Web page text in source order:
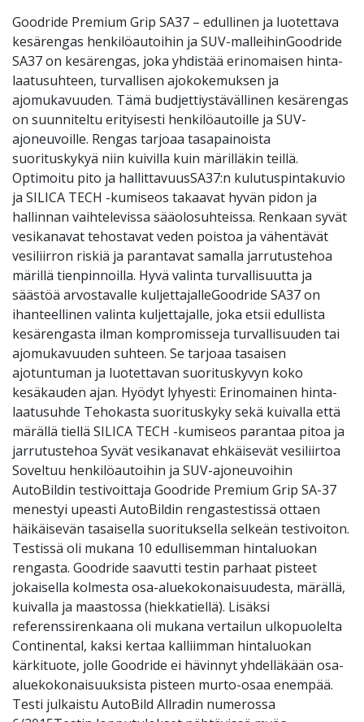
Goodride Premium Grip SA37 – edullinen ja luotettava
kesärengas henkilöautoihin ja SUV-malleihinGoodride
SA37 on kesärengas, joka yhdistää erinomaisen hinta-
laatusuhteen, turvallisen ajokokemuksen ja
ajomukavuuden. Tämä budjettiystävällinen kesärengas
on suunniteltu erityisesti henkilöautoille ja SUV-
ajoneuvoille. Rengas tarjoaa tasapainoista
suorituskykyä niin kuivilla kuin märilläkin teillä.
Optimoitu pito ja hallittavuusSA37:n kulutuspintakuvio
ja SILICA TECH -kumiseos takaavat hyvän pidon ja
hallinnan vaihtelevissa sääolosuhteissa. Renkaan syvät
vesikanavat tehostavat veden poistoa ja vähentävät
vesiliirron riskiä ja parantavat samalla jarrutustehoa
märillä tienpinnoilla. Hyvä valinta turvallisuutta ja
säästöä arvostavalle kuljettajalleGoodride SA37 on
ihanteellinen valinta kuljettajalle, joka etsii edullista
kesärengasta ilman kompromisseja turvallisuuden tai
ajomukavuuden suhteen. Se tarjoaa tasaisen
ajotuntuman ja luotettavan suorituskyvyn koko
kesäkauden ajan. Hyödyt lyhyesti: Erinomainen hinta-
laatusuhde Tehokasta suorituskyky sekä kuivalla että
märällä tiellä SILICA TECH -kumiseos parantaa pitoa ja
jarrutustehoa Syvät vesikanavat ehkäisevät vesiliirtoa
Soveltuu henkilöautoihin ja SUV-ajoneuvoihin
AutoBildin testivoittaja Goodride Premium Grip SA-37
menestyi upeasti AutoBildin rengastestissä ottaen
häikäisevän tasaisella suorituksella selkeän testivoiton.
Testissä oli mukana 10 edullisemman hintaluokan
rengasta. Goodride saavutti testin parhaat pisteet
jokaisella kolmesta osa-aluekokonaisuudesta, märällä,
kuivalla ja maastossa (hiekkatiellä). Lisäksi
referenssirenkaana oli mukana vertailun ulkopuolelta
Continental, kaksi kertaa kalliimman hintaluokan
kärkituote, jolle Goodride ei hävinnyt yhdelläkään osa-
aluekokonaisuuksista pisteen murto-osaa enempää.
Testi julkaistu AutoBild Allradin numerossa